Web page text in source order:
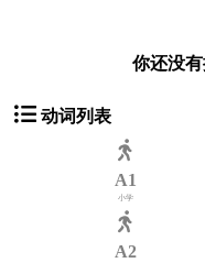
你还没
动词列表
A1
小学
A2